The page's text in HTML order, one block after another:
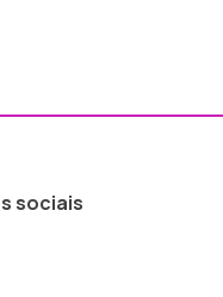
sociais
ao